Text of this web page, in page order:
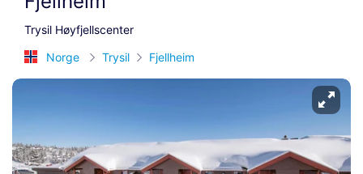
Trysil Høyfjellscenter
Norge
Trysil Fjellheim